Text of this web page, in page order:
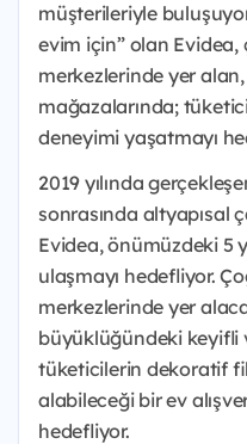
müşterileriyle
evim için” olan Evidea,
merkezlerinde yer
mağazalarında;
deneyimi yaşatmayı
2019 yılında
sonrasında altyapısal
Evidea, önümüzdeki 5
ulaşmayı hedefliyor.
merkezlerinde yer
büyüklüğündeki keyifli
tüketicilerin dekoratif
alabileceği bir ev
hedefliyor.